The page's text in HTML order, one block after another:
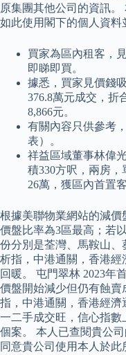
原集團其他公司的資訊
如此使用閣下的個人資料
買家為區內租客，
即睇即買。
據悉，買家見價錢
376.8萬元成交，折
8,866元。
有關內容只供參考
表）。
祥益區域董事林偉
積330方呎，兩房
26萬，獲區內首置
根據美聯物業網站的減
價盤比率為3區最高；若
份分別是荃灣、馬鞍山、
析指，中港通關，香港
回暖。 屯門翠林 2023年
價盤開始減少但仍有蝕賣
指，中港通關，香港經濟
一二手成交旺，信心指
個案。 本人已查閱貴公
同意貴公司使用本人於此